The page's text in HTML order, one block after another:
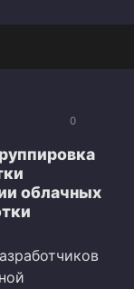
0
облачных